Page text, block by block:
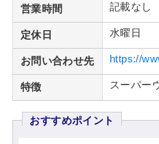
営業時間 記載なし
定休日 水曜日
お問い合わせ先 https://
特徴 スーパー
おすすめポイント